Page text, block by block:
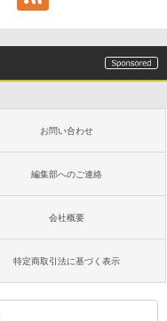
お問い合わせ
編集部へのご連絡
会社概要
特定商取引法に基づく表示